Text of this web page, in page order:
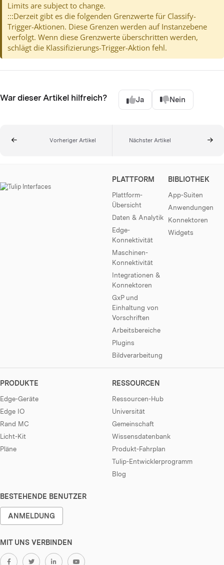
Limits are subject to change.
:::Derzeit gibt es die folgenden Grenzwerte für Classify-
Trigger-Aktionen. Diese Grenzen werden auf Instanzebene
verfolgt. Wenn diese Grenzwerte überschritten werden,
schlägt die Klassifizierungs-Trigger-Aktion fehl.
War dieser Artikel hilfreich? Ja Nein
Vorheriger Artikel Nächster Artikel
PLATTFORM
Plattform-
Übersicht
Daten & Analytik
Edge-
Konnektivität
Maschinen-
Konnektivität
Integrationen &
Konnektoren
GxP und
Einhaltung von
Vorschriften
Arbeitsbereiche
Plugins
Bildverarbeitung
BIBLIOTHEK
App-Suiten
Anwendungen
Konnektoren
Widgets
PRODUKTE
Edge-Geräte
Edge IO
Rand MC
Licht-Kit
Pläne
RESSOURCEN
Ressourcen-Hub
Universität
Gemeinschaft
Wissensdatenbank
Produkt-Fahrplan
Tulip-Entwicklerprogramm
Blog
BESTEHENDE BENUTZER
ANMELDUNG
MIT UNS VERBINDEN